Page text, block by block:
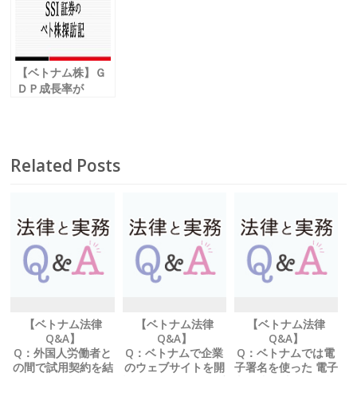
【ベトナム株】Ｇ
ＤＰ成長率が
Related Posts
【ベトナム法律
Q&A】
Q：外国人労働者と
の間で試用契約を結
【ベトナム法律
Q&A】
Q：ベトナムで企業
のウェブサイトを開
【ベトナム法律
Q&A】
Q：ベトナムでは電
子署名を使った 電子